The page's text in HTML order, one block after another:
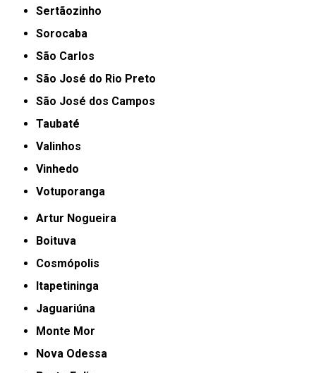
Sertãozinho
Sorocaba
São Carlos
São José do Rio Preto
São José dos Campos
Taubaté
Valinhos
Vinhedo
Votuporanga
Artur Nogueira
Boituva
Cosmópolis
Itapetininga
Jaguariúna
Monte Mor
Nova Odessa